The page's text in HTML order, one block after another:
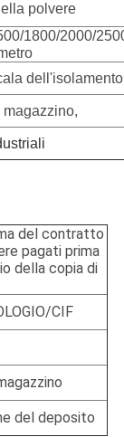
polvere
1800/2000/
dell'isolamento
magazzino,
del contratto
pagati prima
della copia di
CIF
del deposito